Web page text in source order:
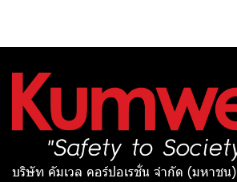
บริษัท คัมเวล คอร์ปอเรชั่น จำกัด (มหาชน)